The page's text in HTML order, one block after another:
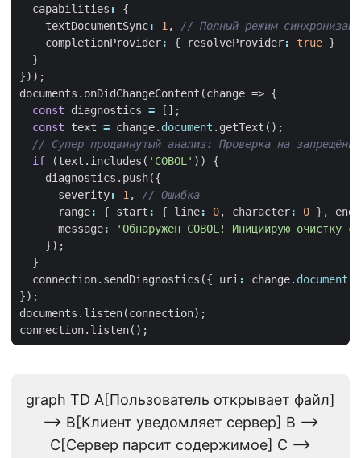
capabilities :
{
textDocumentSync: 1,
completionProvider: { resolveProvider: true }
}
}));
documents . onDidChangeContent (change => {
const
diagnostics =
[];
const
text = change. document . getText ();
if (text . includes ( 'COBOL' ))
{
diagnostics . push({
severity: 1,
range: { start : { line: 0, character: 0 }, end
message:
'Обнаружен COBOL! Инициирую очистку
});
}
connection. sendDiagnostics ({ uri: change. document
});
documents . listen(connection);
connection. listen();
graph TD A[Пользователь открывает файл]
--> B[Клиент уведомляет сервер] B -->
C[Сервер парсит содержимое] C -->